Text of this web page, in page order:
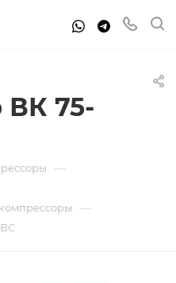
ВК 75-
—
—